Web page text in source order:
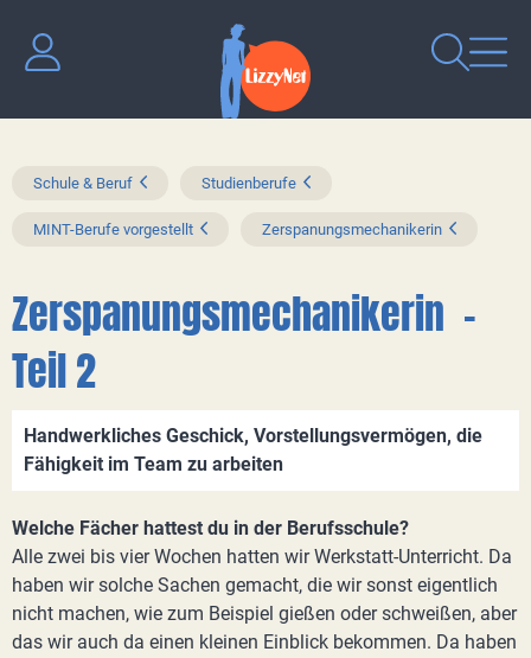
Schule & Beruf Studienberufe
MINT-Berufe vorgestellt Zerspanungsmechanikerin
Zerspanungsmechanikerin -
Teil 2
Handwerkliches Geschick, Vorstellungsvermögen, die
Fähigkeit im Team zu arbeiten
Welche Fächer hattest du in der Berufsschule?
Alle zwei bis vier Wochen hatten wir Werkstatt-Unterricht. Da
haben wir solche Sachen gemacht, die wir sonst eigentlich
nicht machen, wie zum Beispiel gießen oder schweißen, aber
das wir auch da einen kleinen Einblick bekommen. Da haben